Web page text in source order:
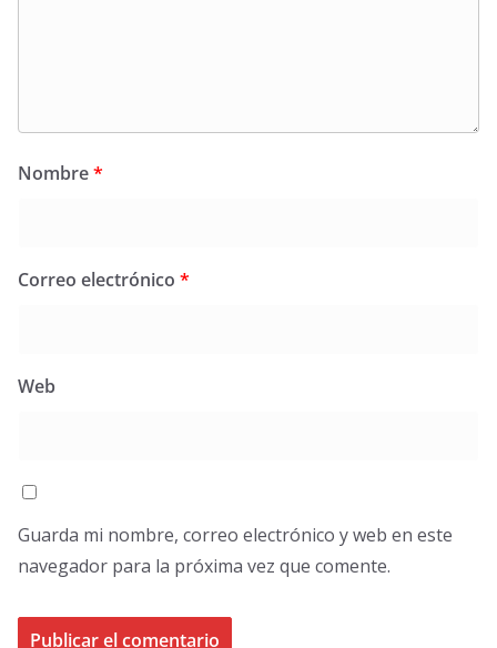
Nombre*
Correo electrónico *
Web
Guarda mi nombre, correo electrónico y web en este
navegador para la próxima vez que comente.